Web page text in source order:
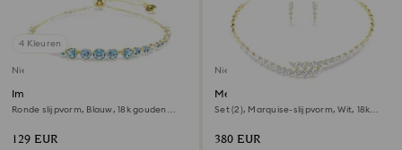
4 Kleuren
Nieuw
Imber armband
Ronde slijpvorm, Blauw, ‎18k gouden
129 EUR
Nieuw
Mesmera set
Set (2), Marquise-slijpvorm, Wit, ‎18k
380 EUR